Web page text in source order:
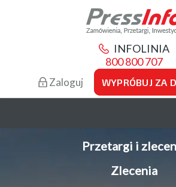
INFOLINIA
800 800 707
Zaloguj WYPRÓBUJ ZA
Przetargi i
Zlecenia